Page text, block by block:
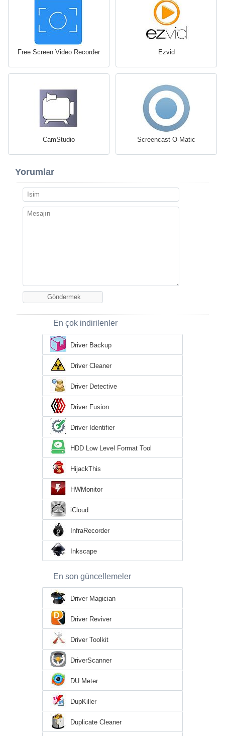
Free Screen Video Recorder Ezvid
CamStudio Screencast-O-Matic
Yorumlar
En çok indirilenler
Driver Backup
Driver Cleaner
Driver Detective
Driver Fusion
Driver Identifier
HDD Low Level Format Tool
HijackThis
HWMonitor
iCloud
InfraRecorder
Inkscape
En son güncellemeler
Driver Magician
Driver Reviver
Driver Toolkit
DriverScanner
DU Meter
DupKiller
Duplicate Cleaner